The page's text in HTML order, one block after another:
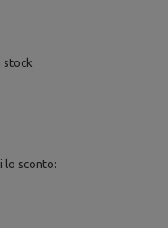
stock
lo sconto: